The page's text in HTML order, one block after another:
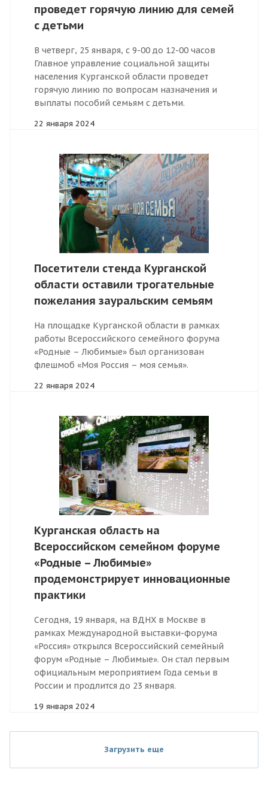
проведет горячую линию для семей
с детьми
В четверг, 25 января, с 9-00 до 12-00 часов
Главное управление социальной защиты
населения Курганской области проведет
горячую линию по вопросам назначения и
выплаты пособий семьям с детьми.
22 января 2024
Посетители стенда Курганской
области оставили трогательные
пожелания зауральским семьям
На площадке Курганской области в рамках
работы Всероссийского семейного форума
«Родные – Любимые» был организован
флешмоб «Моя Россия – моя семья».
22 января 2024
Курганская область на
Всероссийском семейном форуме
«Родные – Любимые»
продемонстрирует инновационные
практики
Сегодня, 19 января, на ВДНХ в Москве в
рамках Международной выставки-форума
«Россия» открылся Всероссийский семейный
форум «Родные – Любимые». Он стал первым
официальным мероприятием Года семьи в
России и продлится до 23 января.
19 января 2024
Загрузить еще